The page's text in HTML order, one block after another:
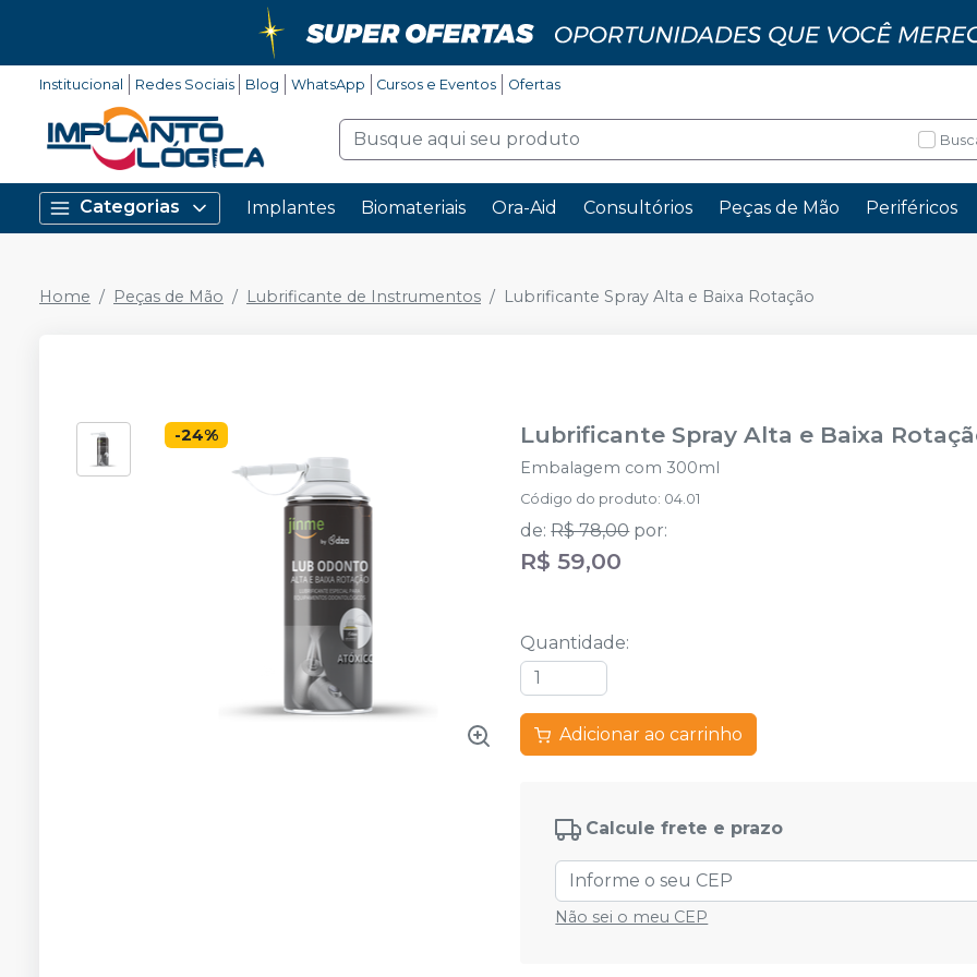
Institucional Redes Sociais Blog WhatsApp Cursos e Eventos Ofertas
Categorias Implantes Biomateriais Ora-Aid Consultórios Peças de Mão Periféricos
Home Peças de Mão Lubrificante de Instrumentos Lubrificante Spray Alta e Baixa Rotação
-24% Lubrificante Spray Alta e Baixa
Embalagem com 300ml
Código do produto: 04.01
de: R$ 78,00 por:
R$ 59,00
Quantidade:
Adicionar ao carrinho
Calcule frete e prazo
Não sei o meu CEP